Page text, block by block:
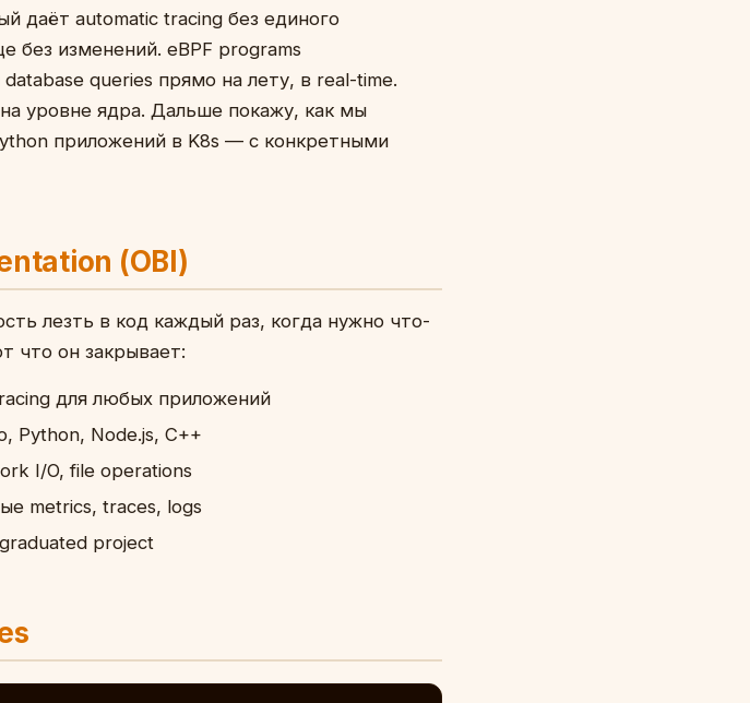
даёт automatic tracing без единого
без изменений. eBPF programs
queries прямо на лету, в real-time.
уровне ядра. Дальше покажу, как мы
приложений в K8s — с конкретными
(OBI)
лезть в код каждый раз, когда нужно что-
что он закрывает:
для любых приложений
Python, Node.js, C++
I/O, file operations
metrics, traces, logs
project